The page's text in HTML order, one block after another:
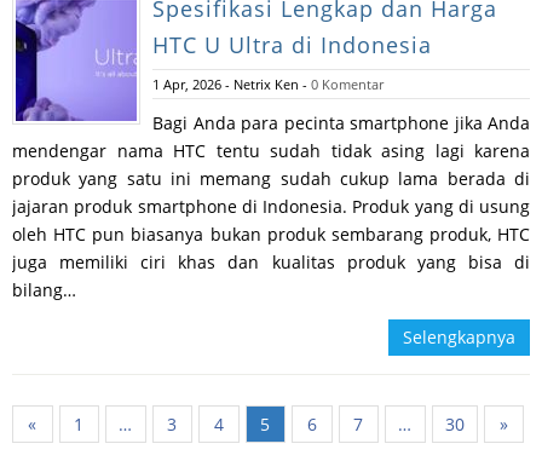
Spesifikasi Lengkap dan Harga
HTC U Ultra di Indonesia
1 Apr, 2026 - Netrix Ken - 0 Komentar
Bagi Anda para pecinta smartphone jika Anda
mendengar nama HTC tentu sudah tidak asing lagi karena
produk yang satu ini memang sudah cukup lama berada di
jajaran produk smartphone di Indonesia. Produk yang di usung
oleh HTC pun biasanya bukan produk sembarang produk, HTC
juga memiliki ciri khas dan kualitas produk yang bisa di
bilang…
Selengkapnya
« 1 … 3 4 5 6 7 … 30 »